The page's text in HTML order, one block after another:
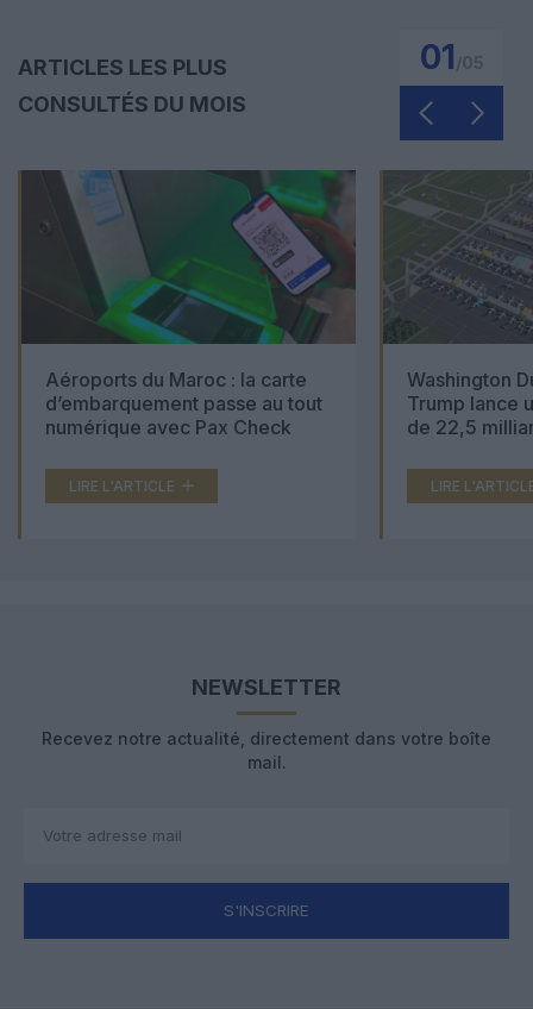
ARTICLES LES PLUS
CONSULTÉS DU MOIS
01
Aéroports du Maroc : la carte
d’embarquement passe au tout
numérique avec Pax Check
LIRE L'ARTICLE
Washington
Trump lance
de 22,5
LIRE
NEWSLETTER
Recevez notre actualité, directement dans votre boîte
mail.
S'INSCRIRE